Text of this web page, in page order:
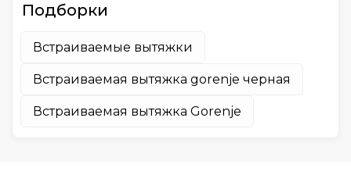
Подборки
Встраиваемые вытяжки
Встраиваемая вытяжка gorenje черная
Встраиваемая вытяжка Gorenje